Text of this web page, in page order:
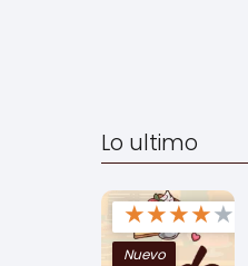
Lo ultimo
★★★★★
Nuevo